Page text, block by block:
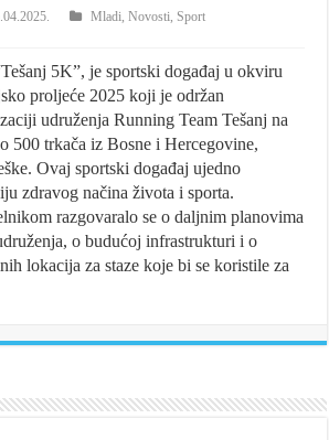
Mladi ,Novosti Sport
5K”, je sportski događaj u okviru
proljeće 2025 koji je održan
udruženja Running Team Tešanj na
500 trkača iz Bosne i Hercegovine,
Ovaj sportski događaj ujedno
zdravog načina života i sporta.
razgovaralo se o daljnim planovima
o budućoj infrastrukturi i o
lokacija za staze koje bi se koristile za